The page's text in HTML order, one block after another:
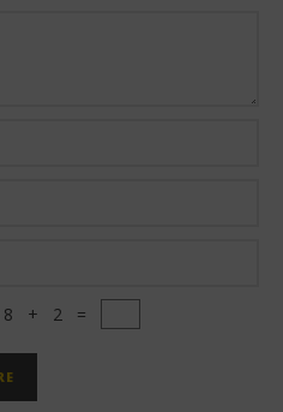
8 + 2 =